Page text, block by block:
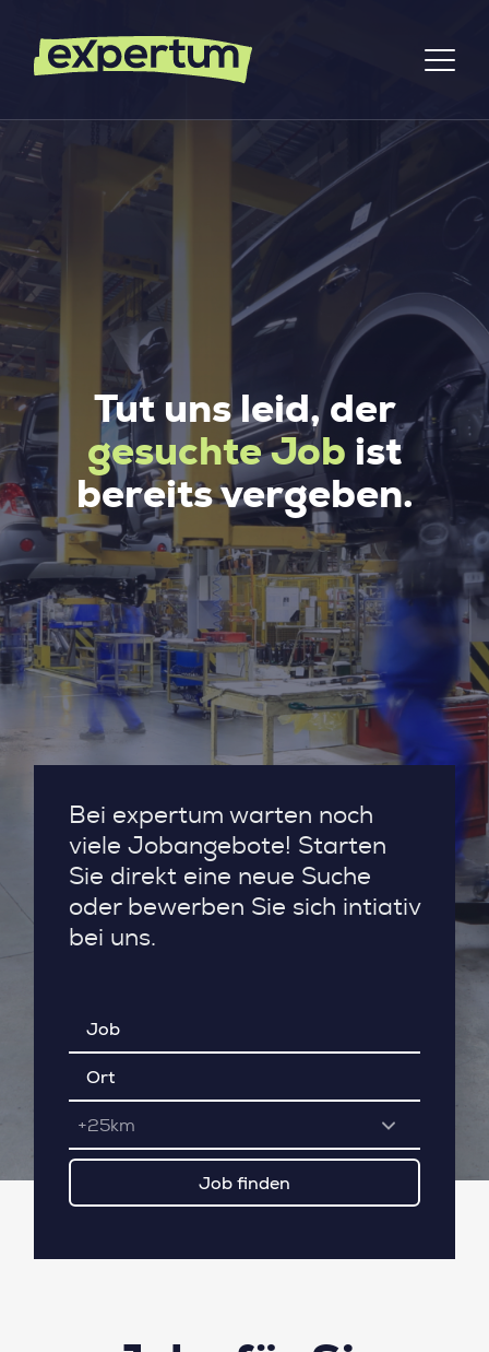
Tut uns leid, der
gesuchte Job ist
bereits vergeben.
Bei expertum warten noch
viele Jobangebote! Starten
Sie direkt eine neue Suche
oder bewerben Sie sich intiativ
bei uns.
+25km